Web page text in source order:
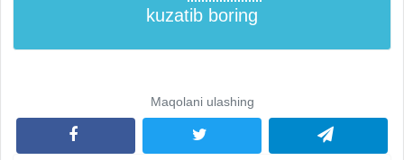
kuzatib boring
Maqolani ulashing